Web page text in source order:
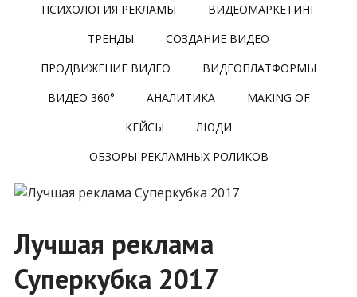
ПСИХОЛОГИЯ РЕКЛАМЫ
ВИДЕОМАРКЕТИНГ
ТРЕНДЫ
СОЗДАНИЕ ВИДЕО
ПРОДВИЖЕНИЕ ВИДЕО
ВИДЕОПЛАТФОРМЫ
ВИДЕО 360°
АНАЛИТИКА
MAKING OF
КЕЙСЫ
ЛЮДИ
ОБЗОРЫ РЕКЛАМНЫХ РОЛИКОВ
Лучшая реклама
Суперкубка 2017